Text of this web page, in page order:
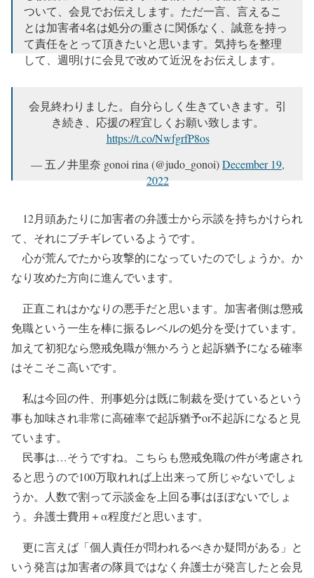
ついて、会見でお伝えします。ただ一言、言えるこ
とは加害者4名は処分の重さに関係なく、誠意を持っ
て責任をとって頂きたいと思います。気持ちを整理
して、週明けに会見で改めて近況をお伝えします。
2022
会見終わりました。自分らしく生きていきます。引
き続き、応援の程宜しくお願い致します。
https://t.co/NwfgrfP8os
— 五ノ井里奈 gonoi rina (@judo_gonoi)December 19,
2022
12月頭あたりに加害者の弁護士から示談を持ちかけられ
て、それにブチギレているようです。
心が荒んでたから攻撃的になっていたのでしょうか。か
なり攻めた方向に進んでいます。
正直これはかなりの悪手だと思います。加害者側は懲戒
免職という一生を棒に振るレベルの処分を受けています。
加えて初犯なら懲戒免職が無かろうと起訴猶予になる確率
はそこそこ高いです。
私は今回の件、刑事処分は既に制裁を受けているという
事も加味され非常に高確率で起訴猶予or不起訴になると見
ています。
民事は…そうですね。こちらも懲戒免職の件が考慮され
ると思うので100万取れれば上出来って所じゃないでしょ
うか。人数で割って示談金を上回る事はほぼないでしょ
う。弁護士費用＋α程度だと思います。
更に言えば 「個人責任が問われるべきか疑問がある」と
いう発言は加害者の隊員ではなく弁護士が発言したと会見